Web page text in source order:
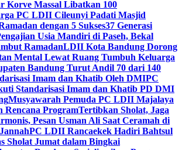
Korve Massal Libatkan 100
PC LDII Cileunyi Padati Masjid
dengan 5 Sukses37 Generasi
Usia Mandiri di Paseh, Bekal
RamadanLDII Kota Bandung Dorong
Mental Lewat Ruang Tumbuh Keluarga
Bandung Turut Andil 70 dari 140
Imam dan Khatib Oleh DMIPC
Standarisasi Imam dan Khatib PD DMI
Musyawarah Pemuda PC LDII Majalaya
Rencana ProgramTertibkan Sholat, Jaga
Pesan Usman Ali Saat Ceramah di
PC LDII Rancaekek Hadiri Bahtsul
Sholat Jumat dalam Bingkai